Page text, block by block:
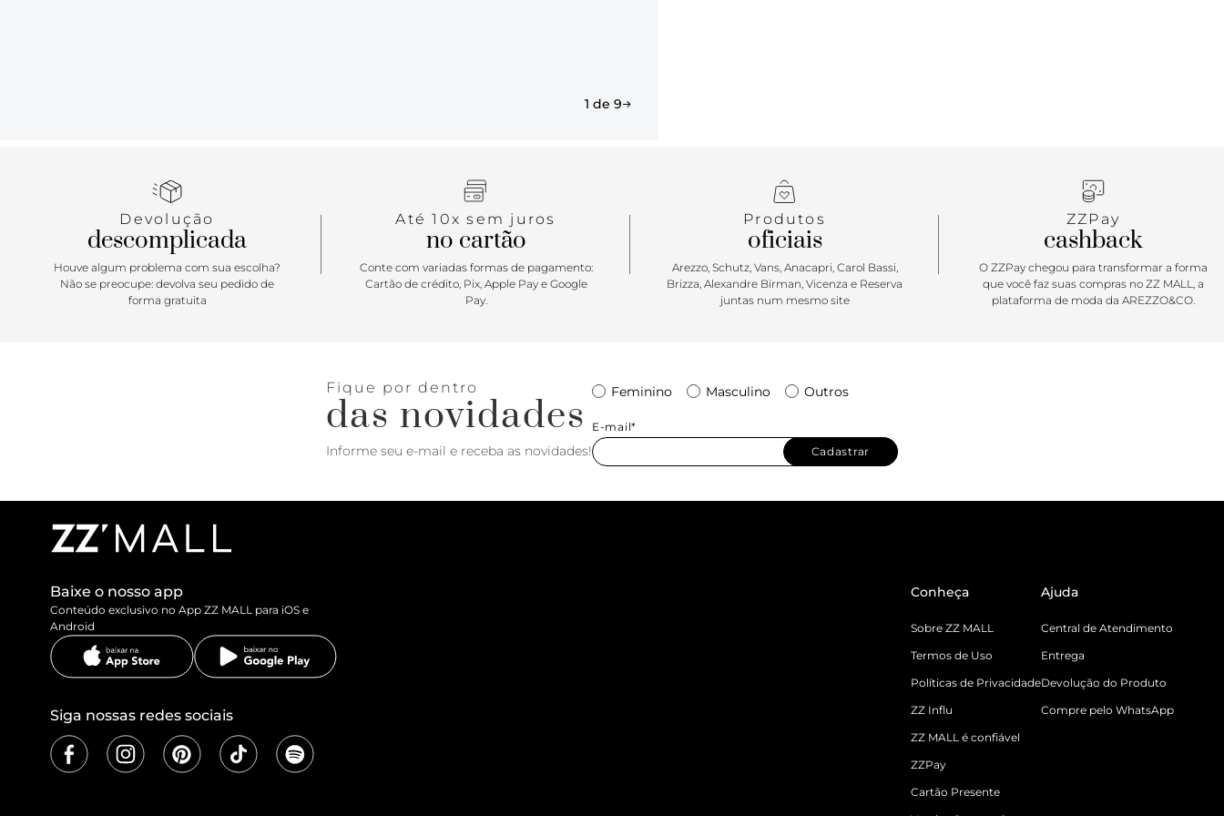
1 de 9
Devolução
descomplicada
Houve algum problema com sua escolha?
Não se preocupe: devolva seu pedido de
forma gratuita
Até 10x sem juros
no cartão
Conte com variadas formas de pagamento:
Cartão de crédito, Pix, Apple Pay e Google
Pay.
Produtos
oficiais
Arezzo, Schutz, Vans, Anacapri, Carol Bassi,
Brizza, Alexandre Birman, Vicenza e Reserva
juntas num mesmo site
ZZPay
cashback
O ZZPay chegou para transformar a forma
que você faz suas compras no ZZ MALL, a
plataforma de moda da AREZZO&CO.
Fique por dentro
das novidades
Informe seu e-mail e receba as novidades!
Feminino Masculino Outros
E-mail*
Cadastrar
Baixe o nosso app
Conteúdo exclusivo no App ZZ MALL para iOS e
Android
Siga nossas redes sociais
Conheça
Sobre ZZ MALL
Termos de Uso
Políticas de Privacidade
ZZ Influ
ZZ MALL é confiável
ZZPay
Cartão Presente
Ajuda
Central de Atendimento
Entrega
Devolução do Produto
Compre pelo WhatsApp